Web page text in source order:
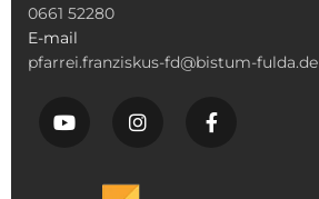
0661 52280
E-mail
pfarrei.franziskus-fd@bistum-fulda.de